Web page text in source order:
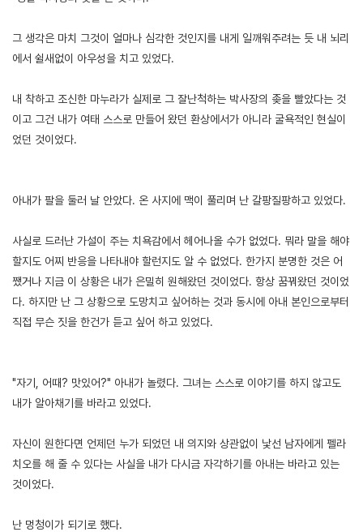
그 생각은 마치 그것이 얼마나 심각한 것인지를 내게 일깨워주려는 듯 내 뇌리
에서 쉴새없이 아우성을 치고 있었다.
내 착하고 조신한 마누라가 실제로 그 잘난척하는 박사장의 좆을 빨았다는 것
이고 그건 내가 여태 스스로 만들어 왔던 환상에서가 아니라 굴욕적인 현실이
었던 것이었다.
아내가 팔을 둘러 날 안았다. 온 사지에 맥이 풀리며 난 갈팡질팡하고 있었다.
사실로 드러난 가설이 주는 치욕감에서 헤어나올 수가 없었다. 뭐라 말을 해야
할지도 어찌 반응을 나타내야 할런지도 알 수 없었다. 한가지 분명한 것은 어
쨌거나 지금 이 상황은 내가 은밀히 원해왔던 것이었다. 항상 꿈꿔왔던 것이었
다. 하지만 난 그 상황으로 도망치고 싶어하는 것과 동시에 아내 본인으로부터
직접 무슨 짓을 한건가 듣고 싶어 하고 있었다.
"자기, 어때? 맛있어?" 아내가 놀렸다. 그녀는 스스로 이야기를 하지 않고도
내가 알아채기를 바라고 있었다.
자신이 원한다면 언제던 누가 되었던 내 의지와 상관없이 낯선 남자에게 펠라
치오를 해 줄 수 있다는 사실을 내가 다시금 자각하기를 아내는 바라고 있는
것이었다.
난 멍청이가 되기로 했다.